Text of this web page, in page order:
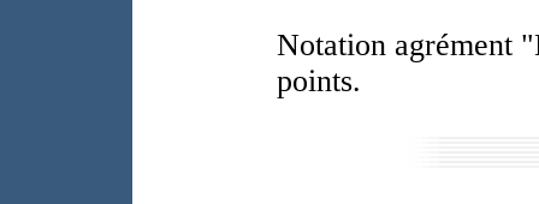
Notation agrément
points.